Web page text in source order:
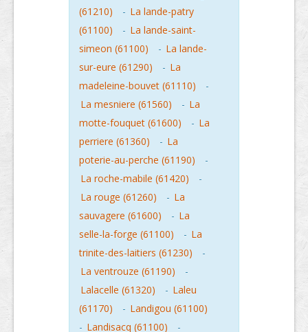
(61210)
- La lande-patry
(61100)
- La lande-saint-
simeon (61100)
- La lande-
sur-eure (61290)
- La
madeleine-bouvet (61110)
-
La mesniere (61560)
- La
motte-fouquet (61600)
- La
perriere (61360)
- La
poterie-au-perche (61190)
-
La roche-mabile (61420)
-
La rouge (61260)
- La
sauvagere (61600)
- La
selle-la-forge (61100)
- La
trinite-des-laitiers (61230)
-
La ventrouze (61190)
-
Lalacelle (61320)
- Laleu
(61170)
- Landigou (61100)
- Landisacq (61100)
-